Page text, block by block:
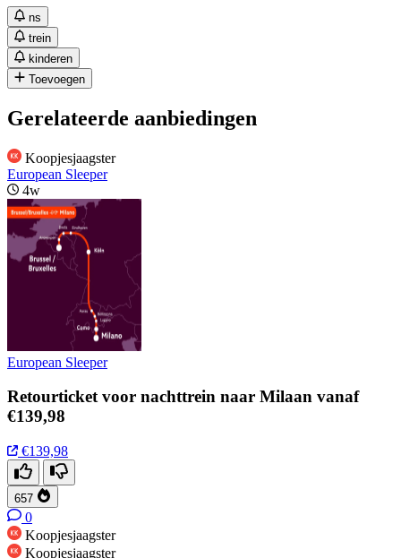
ns
trein
kinderen
Toevoegen
Gerelateerde aanbiedingen
Koopjesjaagster
European Sleeper
4w
European Sleeper
Retourticket voor nachttrein naar Milaan vanaf
€139,98
€139,98
657
0
Koopjesjaagster
Koopjesjaagster